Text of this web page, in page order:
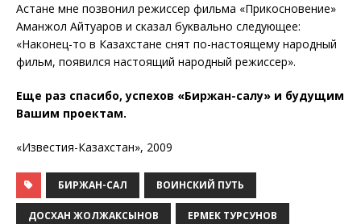
Астане мне позвонил режиссер фильма «Прикосновение»
Аманжол Айтуаров и сказал буквально следующее:
«Наконец-то в Казахстане снят по-настоящему народный
фильм, появился настоящий народный режиссер».
Еще раз спасибо, успехов «Биржан-салу» и будущим
Вашим проектам.
«Известия-Казахстан», 2009
БИРЖАН-САЛ ВОИНСКИЙ ПУТЬ
ДОСХАН ЖОЛЖАКСЫНОВ ЕРМЕК ТУРСУНОВ